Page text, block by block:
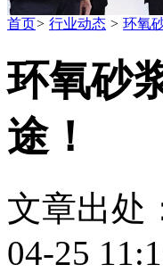
首页> 行业动态 > 环氧
环氧砂
途！
文章出处
04-25